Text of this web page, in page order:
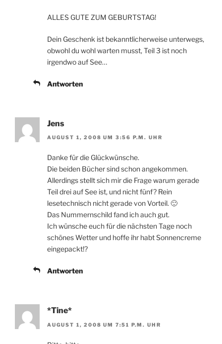
ALLES GUTE ZUM GEBURTSTAG!
Dein Geschenk ist bekanntlicherweise unterwegs,
obwohl du wohl warten musst, Teil 3 ist noch
irgendwo auf See…
Antworten
Jens
AUGUST 1, 2008 UM 3:56 P.M. UHR
Danke für die Glückwünsche.
Die beiden Bücher sind schon angekommen.
Allerdings stellt sich mir die Frage warum gerade
Teil drei auf See ist, und nicht fünf? Rein
lesetechnisch nicht gerade von Vorteil. 🙂
Das Nummernschild fand ich auch gut.
Ich wünsche euch für die nächsten Tage noch
schönes Wetter und hoffe ihr habt Sonnencreme
eingepackt!?
Antworten
*Tine*
AUGUST 1, 2008 UM 7:51 P.M. UHR